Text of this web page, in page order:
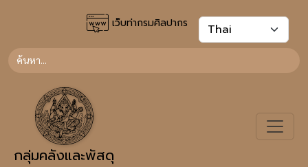
เว็บท่ากรมศิลปากร
กลุ่มคลังและพัสดุ